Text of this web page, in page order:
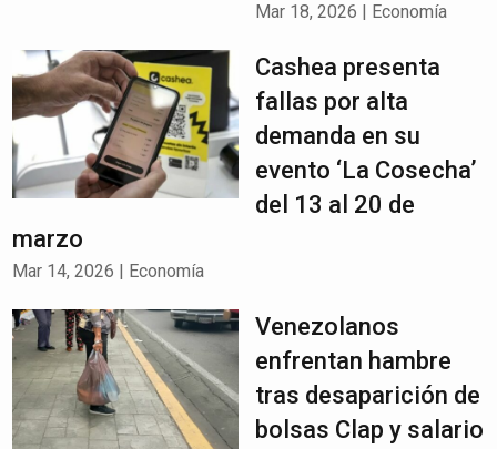
Mar 18, 2026 | Economía
Cashea presenta
fallas por alta
demanda en su
evento ‘La Cosecha’
del 13 al 20 de
marzo
Mar 14, 2026 | Economía
Venezolanos
enfrentan hambre
tras desaparición de
bolsas Clap y salario